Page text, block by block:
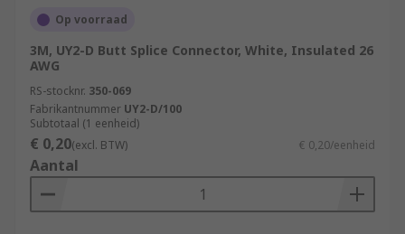
Op voorraad
3M, UY2-D Butt Splice Connector, White, Insulated 26
AWG
RS-stocknr. 350-069
Fabrikantnummer UY2-D/100
Subtotaal (1 eenheid)
€ 0,20(excl. BTW) € 0,20/eenheid
Aantal